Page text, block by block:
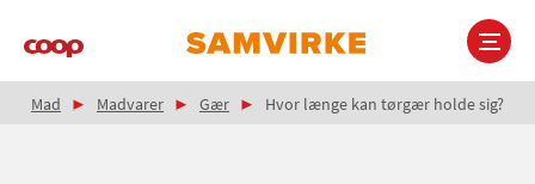
Main
Brødkrumme
Mad Madvarer Gær Hvor længe kan tørgær holde sig?